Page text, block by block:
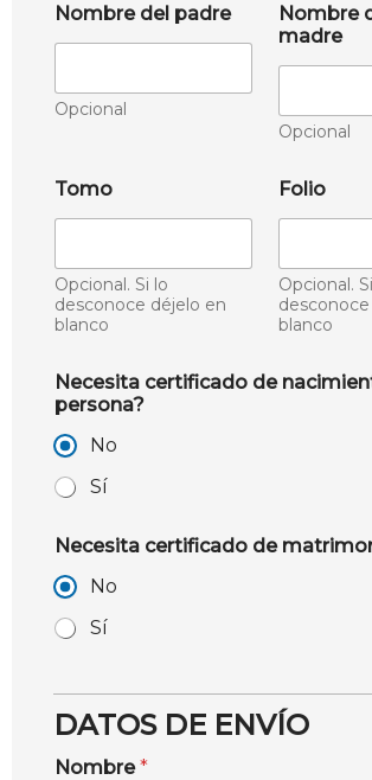
Nombre del padre
Opcional
Nombre
madre
Opcional
Tomo
Opcional. Si lo
desconoce déjelo en
blanco
Folio
Opcional.
blanco
Necesita certificado de
persona?
No
Sí
Necesita certificado de
No
Sí
DATOS DE ENVÍO
Nombre*